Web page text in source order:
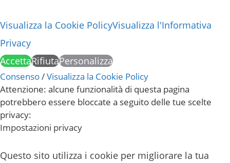
Visualizza la Cookie PolicyVisualizza l'Informativa
Privacy
AccettaRifiutaPersonalizza
Consenso/Visualizza la Cookie Policy
Attenzione: alcune funzionalità di questa pagina
potrebbero essere bloccate a seguito delle tue scelte
privacy:
Impostazioni privacy
Questo sito utilizza i cookie per migliorare la tua